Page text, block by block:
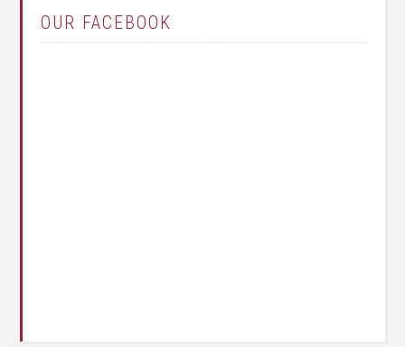
OUR FACEBOOK